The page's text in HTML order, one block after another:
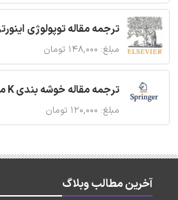
ترجمه مقاله توپولوژی
مبلغ: ۱۴۸,۰۰۰ تومان
ترجمه مقاله خوشه بندی K میانگین داده های بزرگ بهینه شده با استفاده از MapReduce
مبلغ: ۱۲۰,۰۰۰ تومان
آخرین مطالب وبلاگ